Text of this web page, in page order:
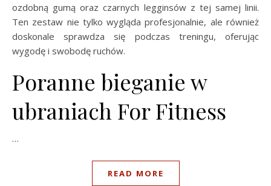
ozdobną gumą oraz czarnych legginsów z tej samej linii.
Ten zestaw nie tylko wygląda profesjonalnie, ale również
doskonale sprawdza się podczas treningu, oferując
wygodę i swobodę ruchów.
Poranne bieganie w
ubraniach For Fitness
…
READ MORE